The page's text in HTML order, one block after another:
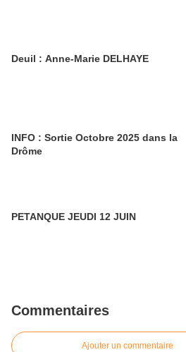
Deuil : Anne-Marie DELHAYE
INFO : Sortie Octobre 2025 dans la
Drôme
PETANQUE JEUDI 12 JUIN
Commentaires
Ajouter un commentaire